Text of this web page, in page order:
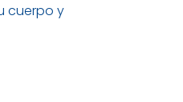
cuerpo y